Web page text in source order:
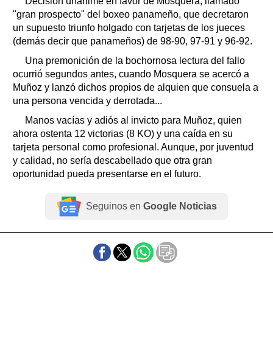
"gran prospecto" del boxeo panameño, que decretaron
un supuesto triunfo holgado con tarjetas de los jueces
(demás decir que panameños) de 98-90, 97-91 y 96-92.
Una premonición de la bochornosa lectura del fallo
ocurrió segundos antes, cuando Mosquera se acercó a
Muñoz y lanzó dichos propios de alquien que consuela a
una persona vencida y derrotada...
Manos vacías y adiós al invicto para Muñoz, quien
ahora ostenta 12 victorias (8 KO) y una caída en su
tarjeta personal como profesional. Aunque, por juventud
y calidad, no sería descabellado que otra gran
oportunidad pueda presentarse en el futuro.
Seguinos en Google Noticias